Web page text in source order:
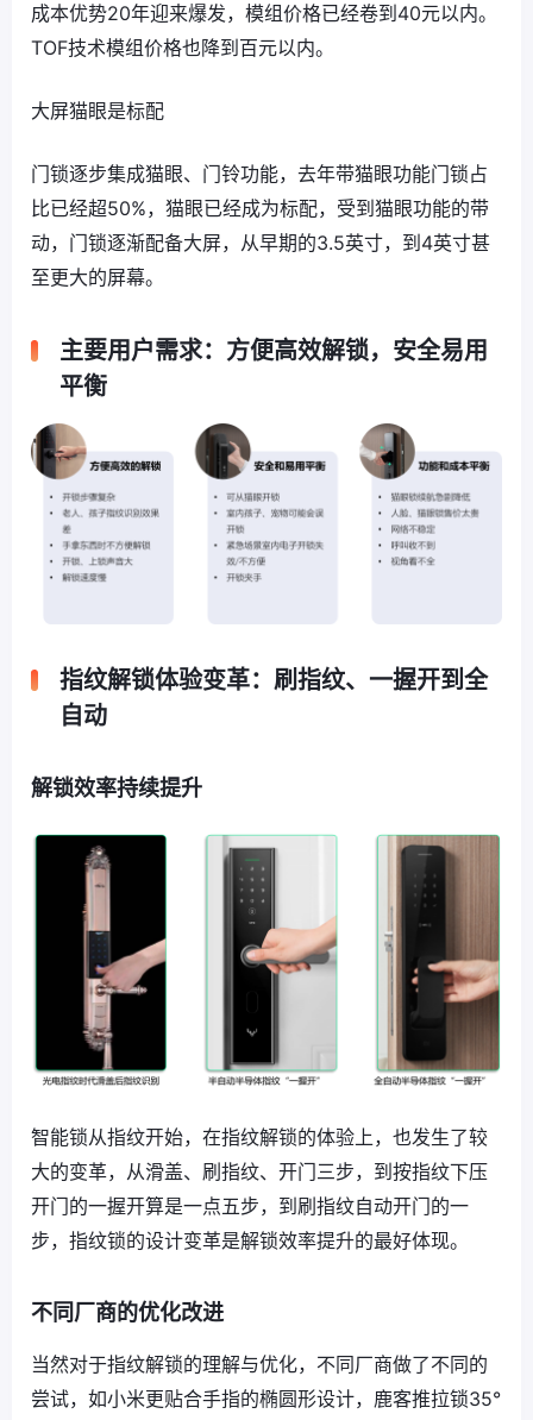
成本优势20年迎来爆发，模组价格已经卷到40元以内。
TOF技术模组价格也降到百元以内。
大屏猫眼是标配
门锁逐步集成猫眼、门铃功能，去年带猫眼功能门锁占
比已经超50%，猫眼已经成为标配，受到猫眼功能的带
动，门锁逐渐配备大屏，从早期的3.5英寸，到4英寸甚
至更大的屏幕。
主要用户需求：方便高效解锁，安全易用
平衡
指纹解锁体验变革：刷指纹、一握开到全
自动
解锁效率持续提升
智能锁从指纹开始，在指纹解锁的体验上，也发生了较
大的变革，从滑盖、刷指纹、开门三步，到按指纹下压
开门的一握开算是一点五步，到刷指纹自动开门的一
步，指纹锁的设计变革是解锁效率提升的最好体现。
不同厂商的优化改进
当然对于指纹解锁的理解与优化，不同厂商做了不同的
尝试，如小米更贴合手指的椭圆形设计，鹿客推拉锁35°